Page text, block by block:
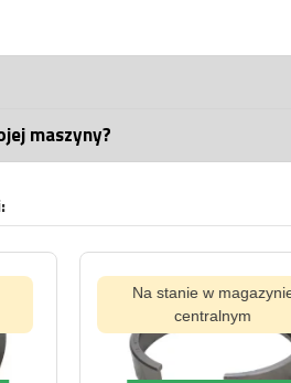
maszyny?
Na stanie w magazynie